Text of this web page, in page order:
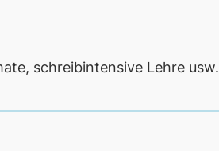
schreibintensive Lehre usw.